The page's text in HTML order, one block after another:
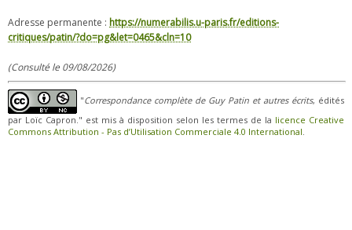
Adresse permanente : https://numerabilis.u-paris.fr/editions-
critiques/patin/?do=pg&let=0465&cln=10
(Consulté le 09/08/2026)
"Correspondance complète de Guy Patin et autres écrits, édités
par Loïc Capron." est mis à disposition selon les termes de la licence Creative
Commons Attribution - Pas d’Utilisation Commerciale 4.0 International.